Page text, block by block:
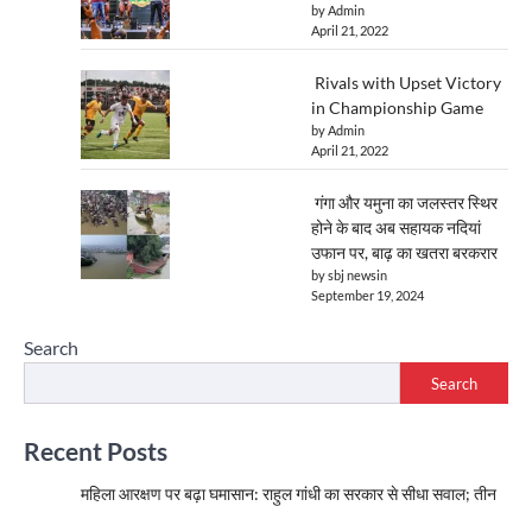
by Admin
April 21, 2022
Rivals with Upset Victory
in Championship Game
by Admin
April 21, 2022
गंगा और यमुना का जलस्तर स्थिर
होने के बाद अब सहायक नदियां
उफान पर, बाढ़ का खतरा बरकरार
by sbj newsin
September 19, 2024
Search
Search
Recent Posts
महिला आरक्षण पर बढ़ा घमासान: राहुल गांधी का सरकार से सीधा सवाल; तीन